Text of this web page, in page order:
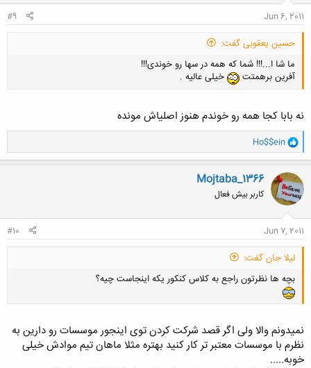
Jun 6, 2011
#9
حسین یعقوبی گفت:
ما شا ا...!!! شما که همه در سها رو خوندی!!!
آفرین برهمتت
خیلی عالیه .
نه بابا کجا همه رو خوندم هنوز اصلیاش مونده
و
ا
ک
ن
ش
ه
ا
Ho$$ein
Mojtaba_1366
کاربر بیش فعال
Jun 7, 2011
#10
لیلا جان گفت:
بچه ها نظرتون راجع به کلاس کنکور یکه اینجاست چیه؟
نمیدونم والا ولی اگر قصد شرکت کردن توی اینجور موسسات رو دارین به
نظرم با موسسات معتبر تر کار کنید بهتره مثلا ماهان تیم موادش خیلی
خوبه.....